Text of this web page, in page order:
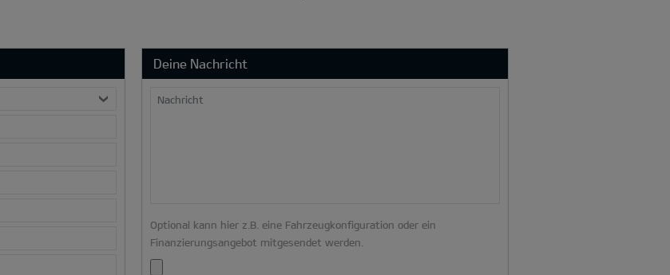
Deine Nachricht
Nachricht
Optional kann hier z.B. eine Fahrzeugkonfiguration oder ein
Finanzierungsangebot mitgesendet werden.